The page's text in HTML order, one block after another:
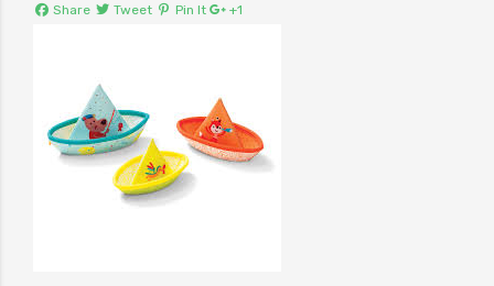
Share Tweet Pin It +1